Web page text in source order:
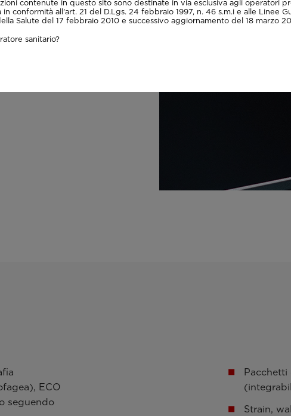
(di normalità o patologico).
ECO
seguendo
Pacchetti
Strain,
contenute in questo sito sono destinate in via esclusiva agli operatori
in conformità all'art. 21 del D.Lgs. 24 febbraio 1997, n. 46 s.m.i e alle Linee
Salute del 17 febbraio 2010 e successivo aggiornamento del 18 marzo
sanitario?